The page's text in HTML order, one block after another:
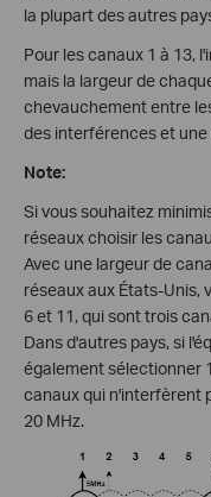
la plupart des autres
Pour les canaux 1 à 13,
mais la largeur de
chevauchement entre
des interférences et
Note:
Si vous souhaitez
réseaux choisir les
Avec une largeur de
réseaux aux États-Unis,
6 et 11, qui sont trois
Dans d'autres pays, si
également sélectionner
canaux qui n'interfèrent
20 MHz.